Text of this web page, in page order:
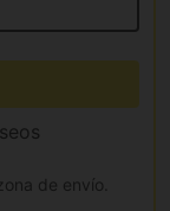
de envío.